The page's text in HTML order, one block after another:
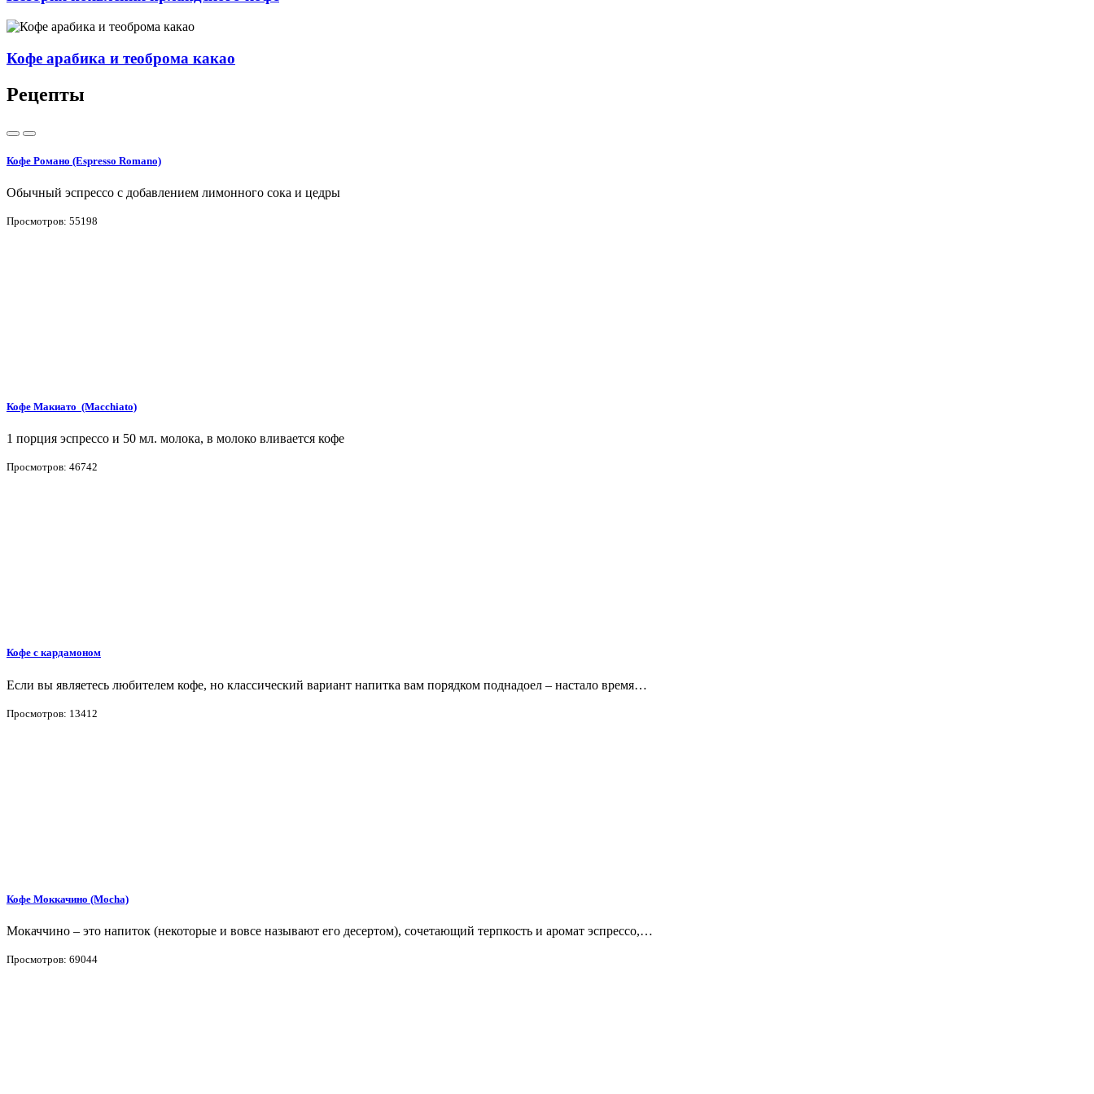
Кофе арабика и теоброма какао
Рецепты
Кофе Романо (Espresso Romano)
Обычный эспрессо с добавлением лимонного сока и цедры
Просмотров: 55198
Кофе Макиато (Macchiato)
1 порция эспрессо и 50 мл. молока, в молоко вливается кофе
Просмотров: 46742
Кофе с кардамоном
Если вы являетесь любителем кофе, но классический вариант напитка вам порядком поднадоел – настало время…
Просмотров: 13412
Кофе Моккачино (Mocha)
Мокаччино – это напиток (некоторые и вовсе называют его десертом), сочетающий терпкость и аромат эспрессо,…
Просмотров: 69044